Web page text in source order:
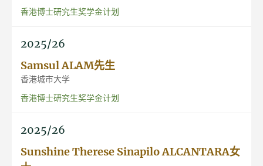
香港博士研究生奖学金计划
2025/26
Samsul ALAM先生
香港城市大学
香港博士研究生奖学金计划
2025/26
Sunshine Therese Sinapilo ALCANTARA女